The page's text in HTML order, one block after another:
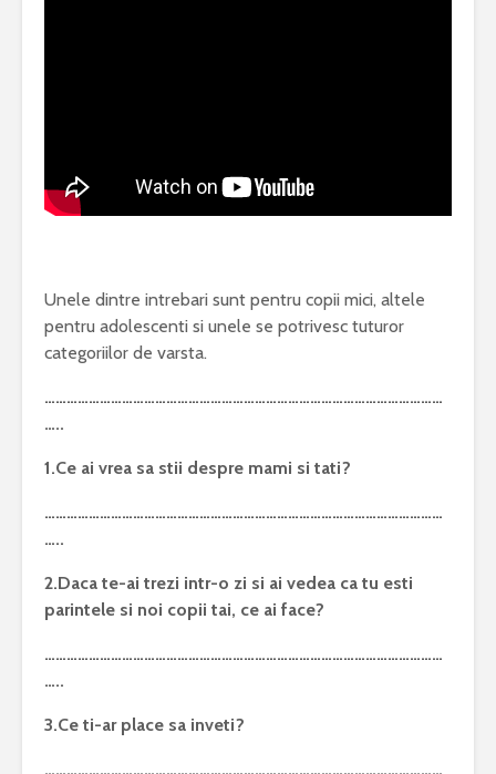
Unele dintre intrebari sunt pentru copii mici, altele
pentru adolescenti si unele se potrivesc tuturor
categoriilor de varsta.
………………………………………………………………………………………………
…..
1.Ce ai vrea sa stii despre mami si tati?
………………………………………………………………………………………………
…..
2.Daca te-ai trezi intr-o zi si ai vedea ca tu esti
parintele si noi copii tai, ce ai face?
………………………………………………………………………………………………
…..
3.Ce ti-ar place sa inveti?
………………………………………………………………………………………………